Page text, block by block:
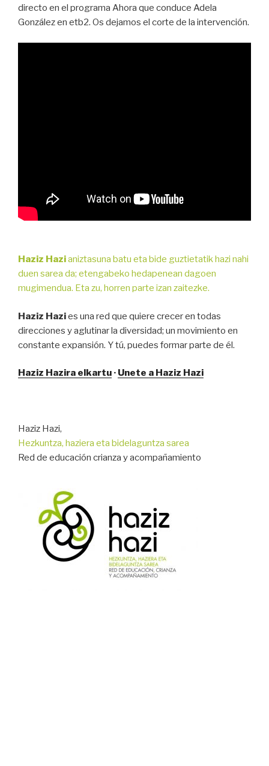
las
administraciones”
directo en el programa Ahora que conduce Adela
González en etb2. Os dejamos el corte de la intervención.
Haziz Hazianiztasuna batu eta bide guztietatik hazi nahi
duen sarea da; etengabeko hedapenean dagoen
mugimendua. Eta zu, horren parte izan zaitezke.
Haziz Hazies una red que quiere crecer en todas
direcciones y aglutinar la diversidad; un movimiento en
constante expansión. Y tú, puedes formar parte de él.
Haziz Hazira elkartu · Unete a Haziz Hazi
Haziz Hazi,
Hezkuntza, haziera eta bidelaguntza sarea
Red de educación crianza y acompañamiento